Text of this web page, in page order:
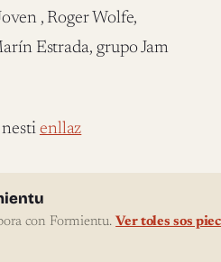
, Roger Wolfe,
Estrada, grupo Jam
enllaz
con Formientu. Ver toles sos